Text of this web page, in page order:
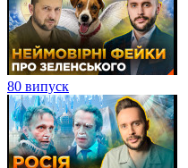
80 випуск